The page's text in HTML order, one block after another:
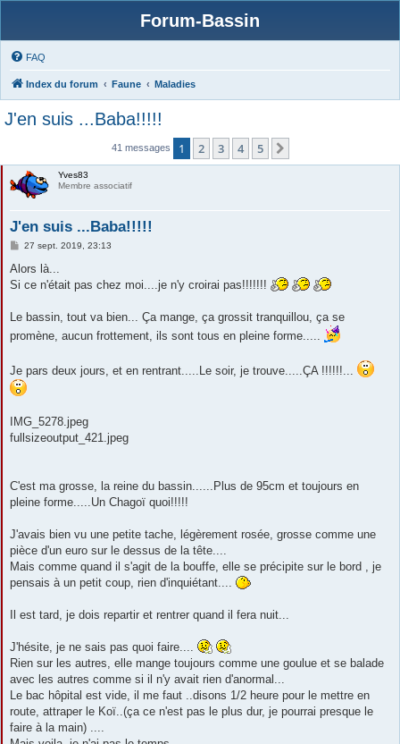
Forum-Bassin
FAQ
Index du forum Faune Maladies
J'en suis ...Baba!!!!!
41 messages 1 2 3 4 5
Yves83
Membre associatif
J'en suis ...Baba!!!!!
M
s
a
27 sept. 2019, 23:13
Alors là...
Si ce n'était pas chez moi....je n'y croirai pas!!!!!!!
Le bassin, tout va bien... Ça mange, ça grossit tranquillou, ça se
promène, aucun frottement, ils sont tous en pleine forme.....
Je pars deux jours, et en rentrant.....Le soir, je trouve.....ÇA !!!!!!...
IMG_5278.jpeg
fullsizeoutput_421.jpeg
C'est ma grosse, la reine du bassin......Plus de 95cm et toujours en
pleine forme.....Un Chagoï quoi!!!!!
J'avais bien vu une petite tache, légèrement rosée, grosse comme une
pièce d'un euro sur le dessus de la tête....
Mais comme quand il s'agit de la bouffe, elle se précipite sur le bord , je
pensais à un petit coup, rien d'inquiétant....
Il est tard, je dois repartir et rentrer quand il fera nuit...
J'hésite, je ne sais pas quoi faire....
Rien sur les autres, elle mange toujours comme une goulue et se balade
avec les autres comme si il n'y avait rien d'anormal...
Le bac hôpital est vide, il me faut ..disons 1/2 heure pour le mettre en
route, attraper le Koï..(ça ce n'est pas le plus dur, je pourrai presque le
faire à la main) ....